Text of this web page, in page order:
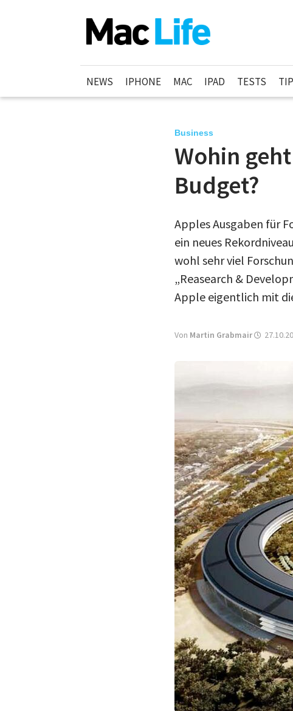
NEWS IPHONE MAC IPAD TESTS
Business
Wohin
Budget?
Apples Ausgaben für
ein neues
wohl sehr viel
„Reasearch &
Apple eigentlich mit
Von Martin Grabmair